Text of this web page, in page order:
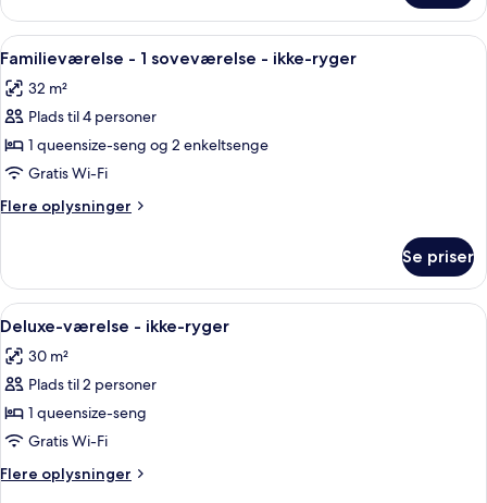
-
ikke-
ryger
Indlæs
alle
billeder
af
Familieværelse
-
1
soveværelse
ikke-
ryger
Et hotelværelse med en stor seng, et
9
Familieværelse - 1 soveværelse - ikke-ryger
32 m²
Plads til 4 personer
1 queensize-seng og 2 enkeltsenge
Gratis Wi-Fi
Flere oplysninger
Flere
-
soveværelse
ikke-
ryger
Se priser
Indlæs
alle
billeder
af
Deluxe-
værelse
-
ikke-
En pænt redt seng med et
8
Deluxe-værelse - ikke-ryger
30 m²
Plads til 2 personer
1 queensize-seng
Gratis Wi-Fi
Flere oplysninger
Flere